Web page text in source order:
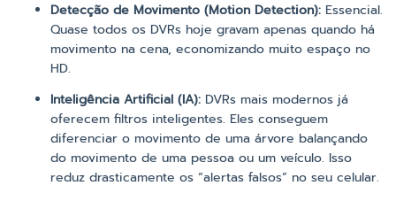
Detecção de Movimento (Motion Detection): Essencial.
Quase todos os DVRs hoje gravam apenas quando há
movimento na cena, economizando muito espaço no
HD.
Inteligência Artificial (IA): DVRs mais modernos já
oferecem filtros inteligentes. Eles conseguem
diferenciar o movimento de uma árvore balançando
do movimento de uma pessoa ou um veículo. Isso
reduz drasticamente os “alertas falsos” no seu celular.